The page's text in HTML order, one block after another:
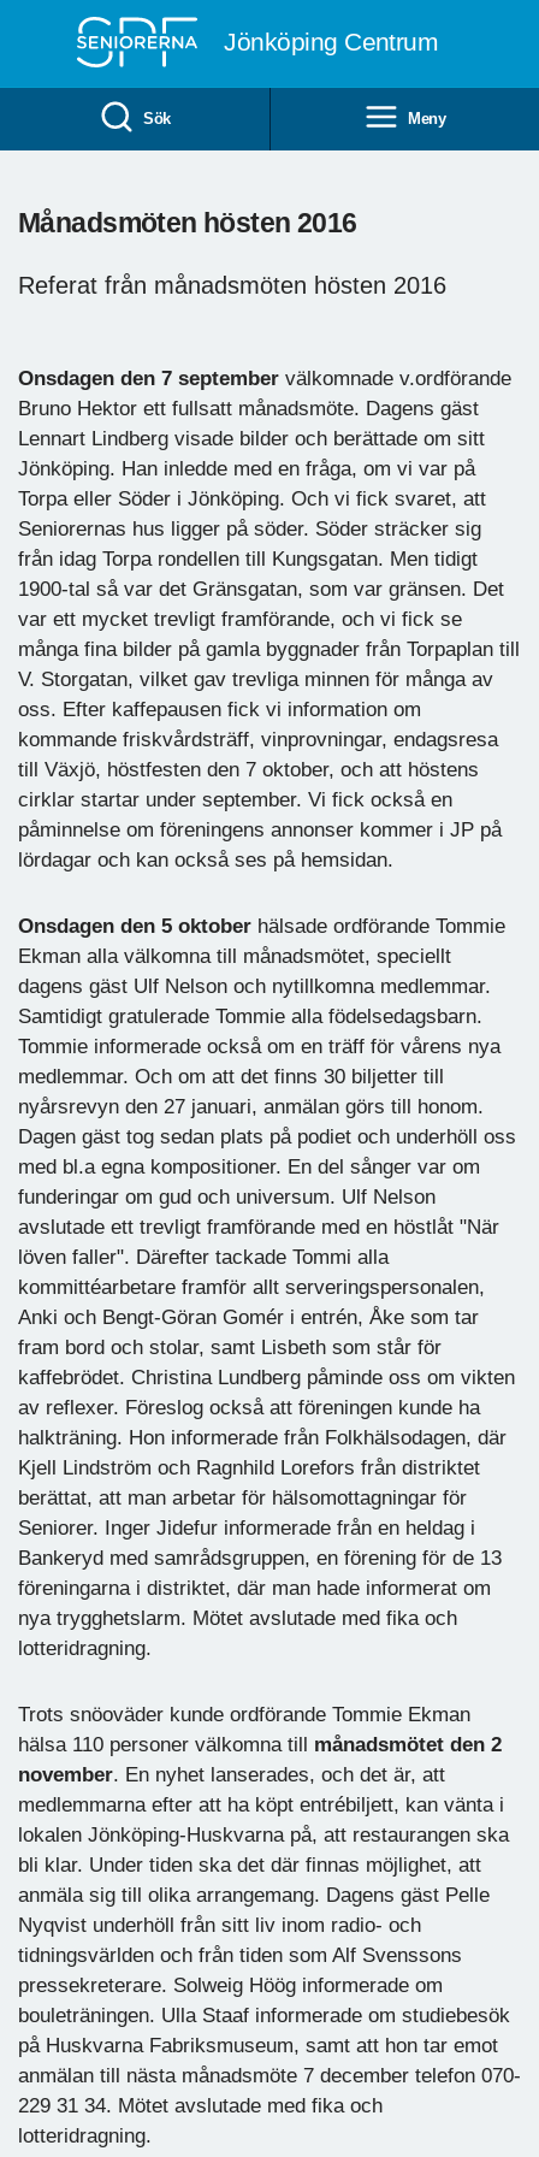
Jönköping Centrum
Sök Meny
Månadsmöten hösten 2016
Referat från månadsmöten hösten 2016
Onsdagen den 7 september välkomnade v.ordförande
Bruno Hektor ett fullsatt månadsmöte. Dagens gäst
Lennart Lindberg visade bilder och berättade om sitt
Jönköping. Han inledde med en fråga, om vi var på
Torpa eller Söder i Jönköping. Och vi fick svaret, att
Seniorernas hus ligger på söder. Söder sträcker sig
från idag Torpa rondellen till Kungsgatan. Men tidigt
1900-tal så var det Gränsgatan, som var gränsen. Det
var ett mycket trevligt framförande, och vi fick se
många fina bilder på gamla byggnader från Torpaplan till
V. Storgatan, vilket gav trevliga minnen för många av
oss. Efter kaffepausen fick vi information om
kommande friskvårdsträff, vinprovningar, endagsresa
till Växjö, höstfesten den 7 oktober, och att höstens
cirklar startar under september. Vi fick också en
påminnelse om föreningens annonser kommer i JP på
lördagar och kan också ses på hemsidan.
Onsdagen den 5 oktober hälsade ordförande Tommie
Ekman alla välkomna till månadsmötet, speciellt
dagens gäst Ulf Nelson och nytillkomna medlemmar.
Samtidigt gratulerade Tommie alla födelsedagsbarn.
Tommie informerade också om en träff för vårens nya
medlemmar. Och om att det finns 30 biljetter till
nyårsrevyn den 27 januari, anmälan görs till honom.
Dagen gäst tog sedan plats på podiet och underhöll oss
med bl.a egna kompositioner. En del sånger var om
funderingar om gud och universum. Ulf Nelson
avslutade ett trevligt framförande med en höstlåt "När
löven faller". Därefter tackade Tommi alla
kommittéarbetare framför allt serveringspersonalen,
Anki och Bengt-Göran Gomér i entrén, Åke som tar
fram bord och stolar, samt Lisbeth som står för
kaffebrödet. Christina Lundberg påminde oss om vikten
av reflexer. Föreslog också att föreningen kunde ha
halkträning. Hon informerade från Folkhälsodagen, där
Kjell Lindström och Ragnhild Lorefors från distriktet
berättat, att man arbetar för hälsomottagningar för
Seniorer. Inger Jidefur informerade från en heldag i
Bankeryd med samrådsgruppen, en förening för de 13
föreningarna i distriktet, där man hade informerat om
nya trygghetslarm. Mötet avslutade med fika och
lotteridragning.
Trots snöoväder kunde ordförande Tommie Ekman
hälsa 110 personer välkomna till månadsmötet den 2
november. En nyhet lanserades, och det är, att
medlemmarna efter att ha köpt entrébiljett, kan vänta i
lokalen Jönköping-Huskvarna på, att restaurangen ska
bli klar. Under tiden ska det där finnas möjlighet, att
anmäla sig till olika arrangemang. Dagens gäst Pelle
Nyqvist underhöll från sitt liv inom radio- och
tidningsvärlden och från tiden som Alf Svenssons
pressekreterare. Solweig Höög informerade om
bouleträningen. Ulla Staaf informerade om studiebesök
på Huskvarna Fabriksmuseum, samt att hon tar emot
anmälan till nästa månadsmöte 7 december telefon 070-
229 31 34. Mötet avslutade med fika och
lotteridragning.